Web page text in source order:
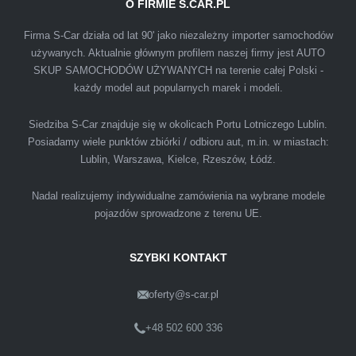
IZA
Polecam firmę s-car ze Świdnika. Dawno nie
podejściem. Szybko, sprawnie, w miłej
atmosferze. Nie wiedziałem, że sprzedaż
samochodu może być załatwiona tak
warunkach finansowych.
Lublin
O FIRMIE S.CAR.PL
Firma S-Car działa od lat 90' jako niezależny importer samochodów
używanych. Aktualnie głównym profilem naszej firmy jest AUTO
SKUP SAMOCHODÓW UŻYWANYCH na terenie całej Polski -
każdy model aut popularnych marek i modeli.
Siedziba S-Car znajduje się w okolicach Portu Lotniczego Lublin.
Posiadamy wiele punktów zbiórki / odbioru aut, m.in. w miastach:
Lublin, Warszawa, Kielce, Rzeszów, Łódź.
Nadal realizujemy indywidualne zamówienia na wybrane modele
pojazdów sprowadzone z terenu UE.
SZYBKI KONTAKT
oferty@s-car.pl
+48 502 600 336